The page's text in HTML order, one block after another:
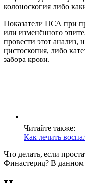
колоноскопия либо
Показатели ПСА при
или изменённого
провести этот анализ,
цистоскопия, либо
забора крови.
Читайте также:
Как лечить
Что делать, если
Финастерид? В данном